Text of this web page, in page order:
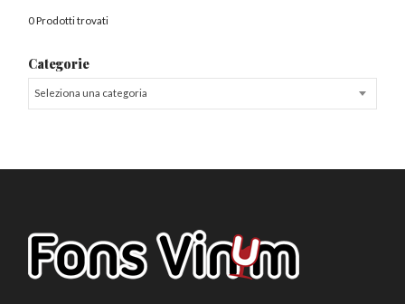
0 Prodotti trovati
Categorie
Seleziona una categoria